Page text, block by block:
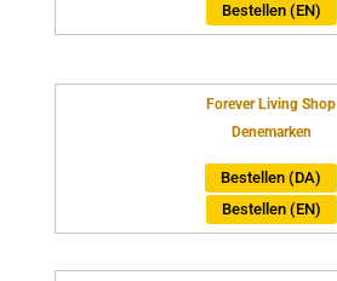
Bestellen (EN)
Forever Living Shop
Denemarken
Bestellen (DA)
Bestellen (EN)